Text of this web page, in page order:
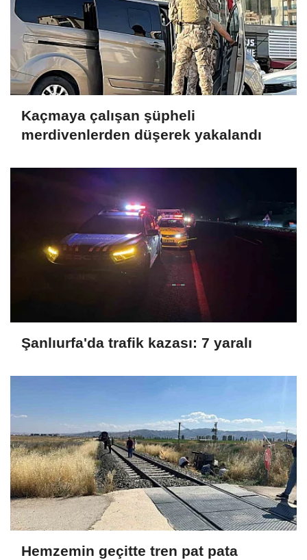
Kaçmaya çalışan şüpheli
merdivenlerden düşerek yakalandı
Şanlıurfa'da trafik kazası: 7 yaralı
Hemzemin geçitte tren pat pata